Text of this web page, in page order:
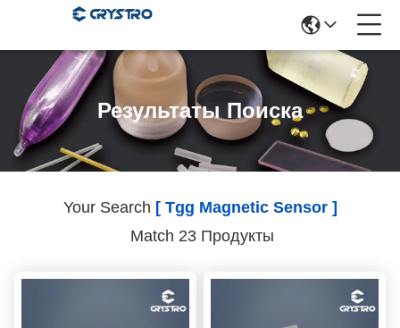
Результаты Поиска
Your Search [ Tgg Magnetic Sensor ]
Match 23 Продукты